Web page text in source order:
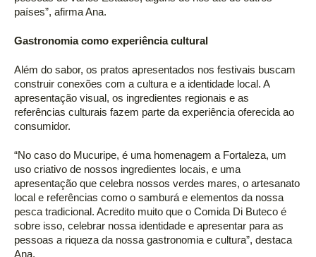
países”, afirma Ana.
Gastronomia como experiência cultural
Além do sabor, os pratos apresentados nos festivais buscam
construir conexões com a cultura e a identidade local. A
apresentação visual, os ingredientes regionais e as
referências culturais fazem parte da experiência oferecida ao
consumidor.
“No caso do Mucuripe, é uma homenagem a Fortaleza, um
uso criativo de nossos ingredientes locais, e uma
apresentação que celebra nossos verdes mares, o artesanato
local e referências como o samburá e elementos da nossa
pesca tradicional. Acredito muito que o Comida Di Buteco é
sobre isso, celebrar nossa identidade e apresentar para as
pessoas a riqueza da nossa gastronomia e cultura”, destaca
Ana.